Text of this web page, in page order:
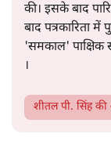
की। इसके बाद
बाद पत्रकारिता
'समकाल' पाक्षिक
।
शीतल पी. सिंहकी